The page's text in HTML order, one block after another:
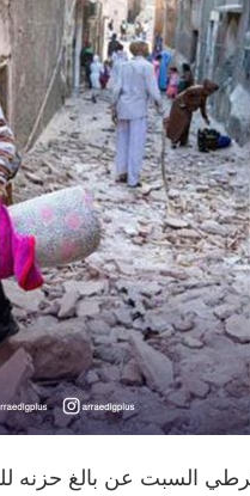
السبت عن بالغ حزنه